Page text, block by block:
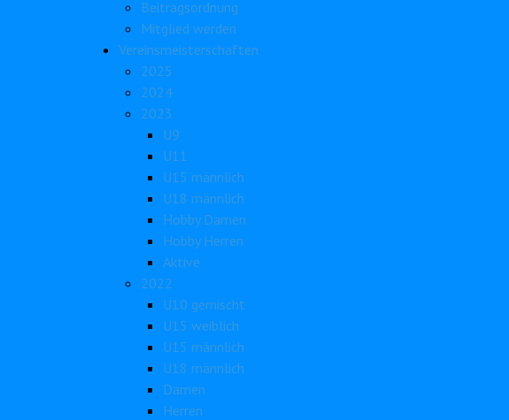
Beitragsordnung
Mitglied werden
Vereinsmeisterschaften
2025
2024
2023
U9
U11
U15 männlich
U18 männlich
Hobby Damen
Hobby Herren
Aktive
2022
U10 gemischt
U15 weiblich
U15 männlich
U18 männlich
Damen
Herren